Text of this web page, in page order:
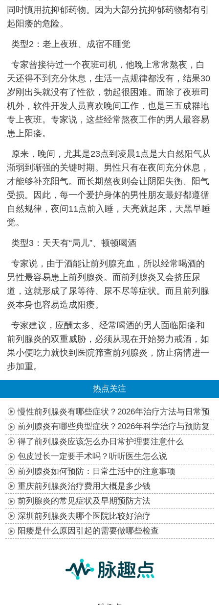
同时慎用抗抑郁药物。因为大部分抗抑郁药物都有引
起阳痿的危险。
类型2：老上夜班、成宿不睡觉
专家曾接待过一个夜班司机，他晚上常常熬夜，白
天还得不到充分休息，生活一点规律都没有，结果30
岁刚出头就没有了性欲，勃起很困难。而除了夜班司
机外，软件开发人员喜欢晚间工作，也是三五成群地
专上夜班。专家说，这些经常熬夜工作的男人最容易
患上阳痿。
原来，晚间，尤其是23点到凌晨1点是大自然阳气从
渐弱到渐强的关键时期。男性只有在夜间充分休息，
才能够补充阳气。而长期熬夜则会让阴阳失衡、阳气
受损。因此，每一个爱护身体的男性朋友最好都遵循
自然规律，夜间11点前入睡，天亮就起床，天黑早睡
觉。
类型3：天天有“局儿”、顿顿喝酒
专家说，由于酒能让前列腺充血，所以经常喝酒的
男性最容易患上前列腺炎。而前列腺炎又会挤压尿
道，这就形成了尿等待、尿不尽等症状。而且前列腺
炎本身也容易造成阳痿。
专家建议，应酬太多、经常喝酒的男人面临阳痿和
前列腺炎的双重威胁，必须从现在开始努力戒酒，如
果小便吃力就快到医院筛查前列腺炎，防止病情进一
步加重。
热点关注
慢性前列腺炎有哪些症状？2026年治疗方法与日常预
防指南
前列腺炎有哪些典型症状？2026年科学治疗与预防复
发指南
得了前列腺炎应该怎么办日常护理要注意什么
包皮过长一定要手术吗？听听医生怎么说
前列腺炎如何预防：日常生活中的注意事项
重庆前列腺炎治疗费用大概是多少钱
前列腺炎的常见症状及早期预防方法
深圳前列腺炎去哪个医院比较好治疗
阳痿是什么原因引起的需要做哪些检查